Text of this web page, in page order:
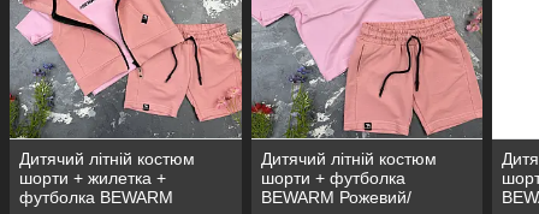
Дитячий літній костюм
шорти + жилетка +
футболка BEWARM
Дитячий літній костюм
шорти + футболка
BEWARM Рожевий/